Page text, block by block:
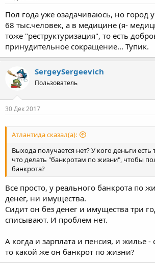
Пол года уже озадачиваюсь, но город
68 тыс.человек, а в медицине (я-
тоже "реструктуризация", то есть
принудительное сокращение... Тупик.
SergeySergeevich
Пользователь
30 Дек 2017
Атлантида сказал(а):
Выхода получается нет? У кого деньги есть
что делать "банкротам по жизни", чтобы
банкрота?
Все просто, у реального банкрота по
денег, ни имущества.
Сидит он без денег и имущества три
списывают. И проблем нет.
А когда и зарплата и пенсия, и жилье -
то какой же он банкрот по жизни?